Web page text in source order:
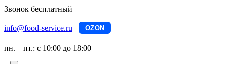
Звонок бесплатный
info@food-service.ru OZON
пн. – пт.: с 10:00 до 18:00